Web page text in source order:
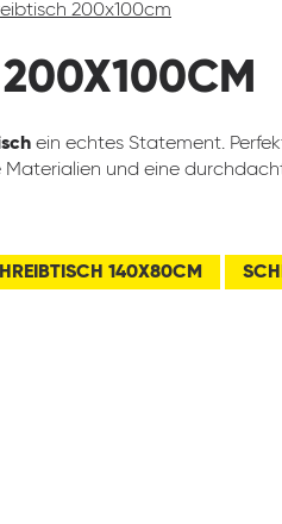
200x100cm
200X100CM
ein echtes Statement.
und eine
140X80CM